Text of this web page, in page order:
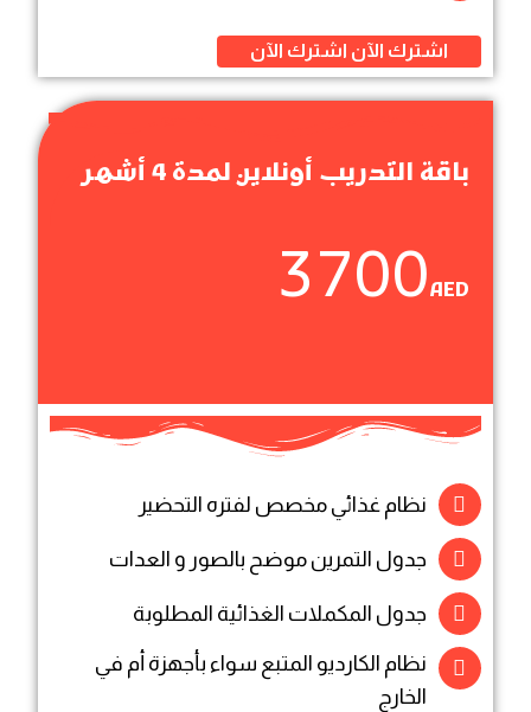
اشترك الآن اشترك الآن
باقة التدريب أونلاين لمدة 4 أشهر
3700AED
نظام غذائي مخصص لفتره التحضير
جدول التمرين موضح بالصور و العدات
جدول المكملات الغذائية المطلوبة
نظام الكارديو المتبع سواء بأجهزة أم في
الخارج